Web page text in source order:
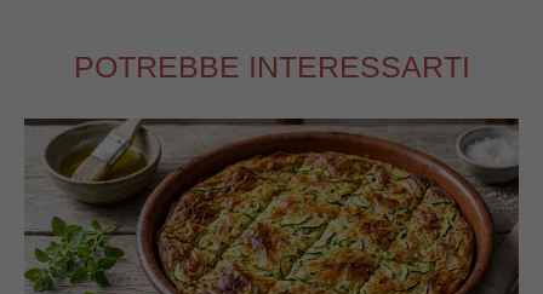
POTREBBE INTERESSARTI